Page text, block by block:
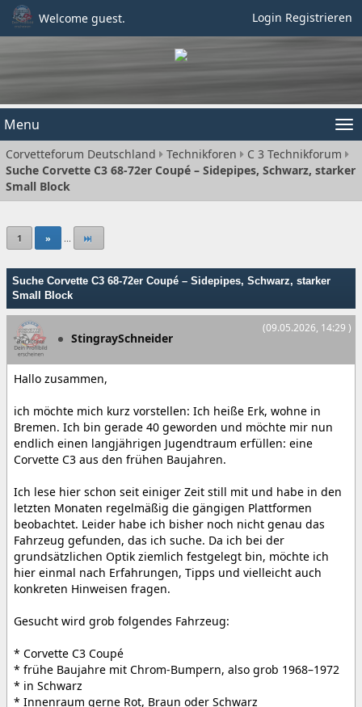
Welcome guest. Login Registrieren
Menu
Corvetteforum Deutschland Technikforen
C 3 Technikforum
Suche Corvette C3 68-72er Coupé – Sidepipes, Schwarz, starker
Small Block
1 » ...
Suche Corvette C3 68-72er Coupé – Sidepipes, Schwarz, starker
Small Block
(09.05.2026, 14:29 )
StingraySchneider
Hallo zusammen,
ich möchte mich kurz vorstellen: Ich heiße Erk, wohne in
Bremen. Ich bin gerade 40 geworden und möchte mir nun
endlich einen langjährigen Jugendtraum erfüllen: eine
Corvette C3 aus den frühen Baujahren.
Ich lese hier schon seit einiger Zeit still mit und habe in den
letzten Monaten regelmäßig die gängigen Plattformen
beobachtet. Leider habe ich bisher noch nicht genau das
Fahrzeug gefunden, das ich suche. Da ich bei der
grundsätzlichen Optik ziemlich festgelegt bin, möchte ich
hier einmal nach Erfahrungen, Tipps und vielleicht auch
konkreten Hinweisen fragen.
Gesucht wird grob folgendes Fahrzeug:
* Corvette C3 Coupé
* frühe Baujahre mit Chrom-Bumpern, also grob 1968–1972
* in Schwarz
* Innenraum gerne Rot, Braun oder Schwarz